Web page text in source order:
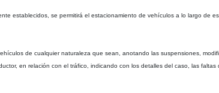
establecidos, se permitirá el estacionamiento de vehículos a lo largo de
de cualquier naturaleza que sean, anotando las suspensiones,
en relación con el tráfico, indicando con los detalles del caso, las